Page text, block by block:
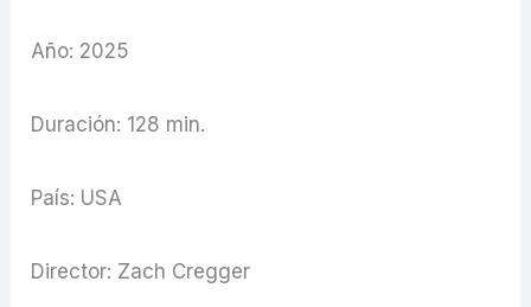
Año: 2025
Duración: 128 min.
País: USA
Director: Zach Cregger